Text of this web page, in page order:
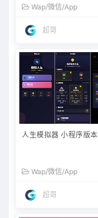
Wap/微信/App
超哥
人生模拟器 小程序版本
Wap/微信/App
超哥